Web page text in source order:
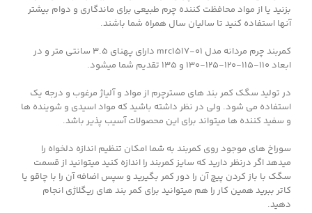
بزنید یا از مواد محافظت کننده چرم طبیعی برای ماندگاری و دوام بیشتر
آنها استفاده کنید تا سالیان سال همراه شما باشند.
کمربند چرم مردانه مدل mrc1517-01 دارای پهنای 3.5 سانتی متر و در
ابعاد 110-115-120-125-130 و 135 تقدیم شما میشود.
در تولید سگک کمر بند های مسترچرم از مواد و آلیاژ مرغوب و درجه یک
استفاده می شود. ولی در نظر داشته باشید که مواد اسیدی و شوینده ها
و سفید کننده ها میتواند برای این محصولات آسیب پذیر باشد.
سوراخ های موجود روی کمربند به شما امکان تنظیم اندازه دلخواه را
میدهد اگر درنظر دارید که سایز کمربند را اندازه کنید میتوانید از قسمت
سگک با باز کردن پیچ آن را دور کمر بگیرید و سپس اضافه آن را با چاقو یا
کاتر ببرید همین کار را هم میتوانید برای کمر بند های ریگلاژی انجام
دهید.